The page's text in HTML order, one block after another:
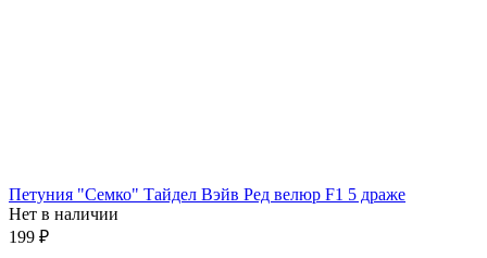
Петуния "Семко" Тайдел Вэйв Ред велюр F1 5 драже
Нет в наличии
199 ₽